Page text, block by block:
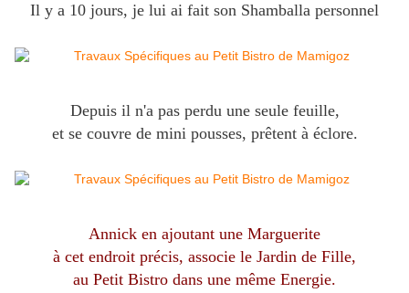
Il y a 10 jours, je lui ai fait son Shamballa personnel
Depuis il n'a pas perdu une seule feuille,
et se couvre de mini pousses, prêtent à éclore.
Annick en ajoutant une Marguerite
à cet endroit précis, associe le Jardin de Fille,
au Petit Bistro dans une même Energie.